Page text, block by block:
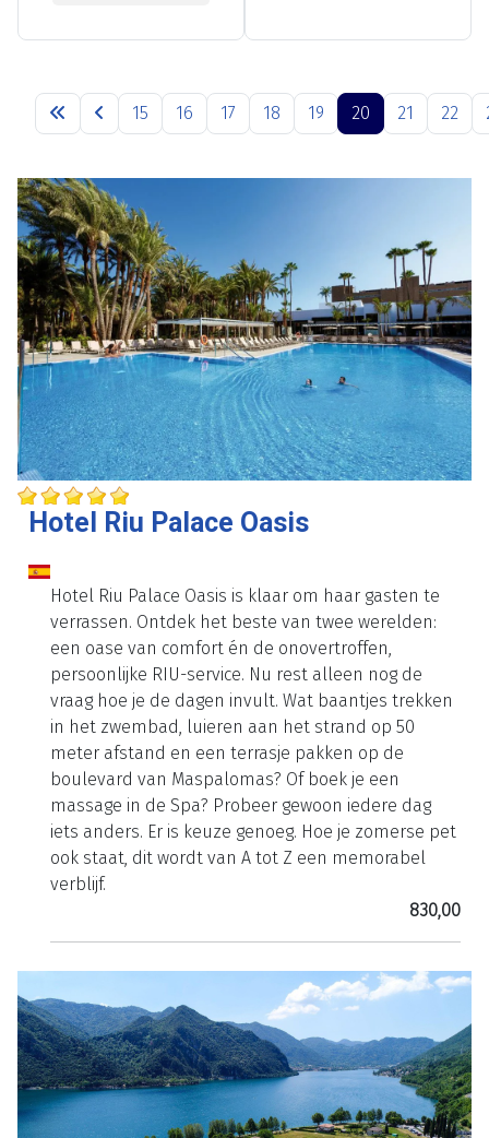
15 16 17 18 19 20 21 22
Hotel Riu Palace Oasis
Hotel Riu Palace Oasis is klaar om haar gasten te
verrassen. Ontdek het beste van twee werelden:
een oase van comfort én de onovertroffen,
persoonlijke RIU-service. Nu rest alleen nog de
vraag hoe je de dagen invult. Wat baantjes trekken
in het zwembad, luieren aan het strand op 50
meter afstand en een terrasje pakken op de
boulevard van Maspalomas? Of boek je een
massage in de Spa? Probeer gewoon iedere dag
iets anders. Er is keuze genoeg. Hoe je zomerse pet
ook staat, dit wordt van A tot Z een memorabel
verblijf.
830,00